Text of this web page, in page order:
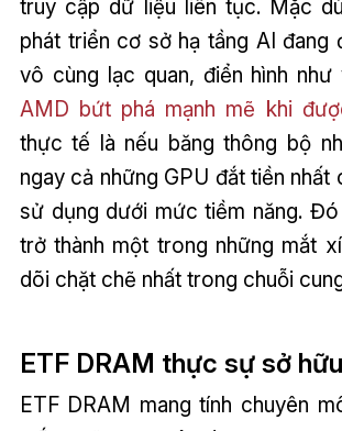
truy cập dữ liệu liên tục. Mặc
phát triển cơ sở hạ tầng AI đang
vô cùng lạc quan, điển hình như
AMD bứt phá mạnh mẽ khi
thực tế là nếu băng thông bộ
ngay cả những GPU đắt tiền
sử dụng dưới mức tiềm năng.
trở thành một trong những mắt
dõi chặt chẽ nhất trong chuỗi
ETF DRAM thực sự sở
ETF DRAM mang tính chuyên